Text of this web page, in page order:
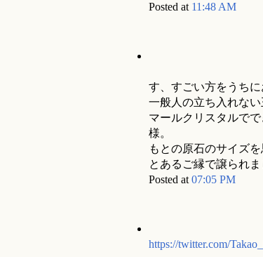
Posted at 11:48 AM
す、すごい方をうち
一般人の立ち入れな
マールクリスタルで
様。
もとの原石のサイズ
とあるご縁で譲られま
Posted at 07:05 PM
https://twitter.com/